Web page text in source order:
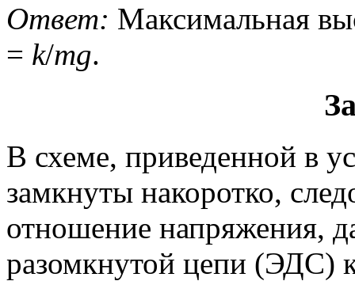
Ответ: Максимальная
= k/mg.
В схеме, приведенной в
замкнуты накоротко,
отношение напряжения,
разомкнутой цепи (ЭДС)